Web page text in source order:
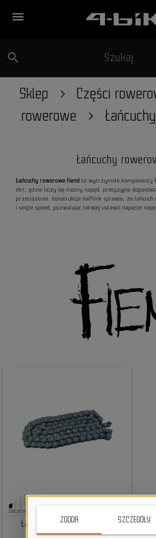
menu
search Szukaj
Sklep Części
rowerowe
Łańcuchy
Łańcuchy rowerowe Fiend to wytrzymałe komponenty
dirt, gdzie liczy się mocny napęd, precyzyjne
przeciążenia. Konstrukcja halflink sprawia, że łańcuch
i single speed, pozwalając łatwiej ustawić napięcie
Ostatnie sztuki
Łańcuch rowerowy Fiend
Halflink black
ZGODA SZCZEGÓŁY